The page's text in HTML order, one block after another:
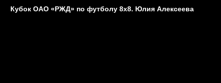
Кубок ОАО «РЖД» по футболу 8х8. Юлия Алексеева